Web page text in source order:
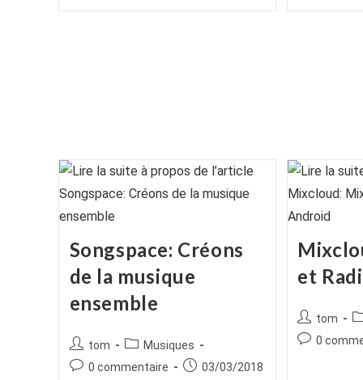
Songspace: Créons
de la musique
ensemble
Auteur/autrice
de
tom
Post
category:
Musiques
Commentaires
0 commentaire
Publication
03/03/2018
et
Auteur/
de
tom
0